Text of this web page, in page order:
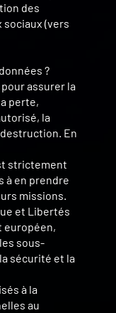
des
sociaux (vers
?
assurer la
perte,
la
En
strictement
à en prendre
missions.
et Libertés
européen,
sous-
sécurité et la
à la
au